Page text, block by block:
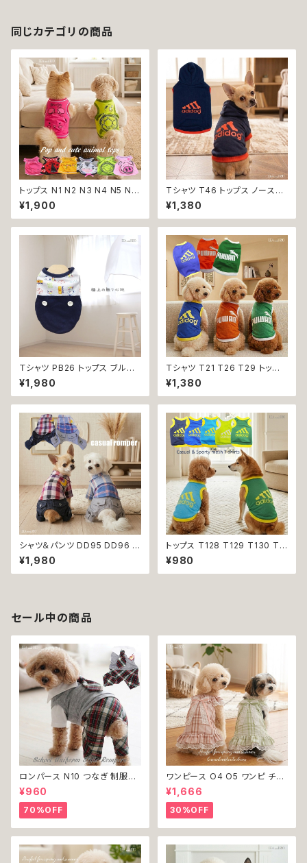
同じカテゴリの商品
トップス N1 N2 N3 N4 N5 N6
うさぎ てんとう虫 ひよこ しまう
ま かめ ぶた ポケット ビビット
ドッグウェア dog 犬 猫 ペット
服 オシャレ かわいい 小型犬 返
¥1,900
Tシャツ T46 トップス ノースリ
ーブ ネイビー×オレンジ 紺 橙
スポーティー フード 帽子 犬 猫
ペット 犬服 猫服 犬の服 猫の服
¥1,380
Ｔシャツ PB26 トップス ブルー
野球 くま ドックウェア 小型犬
犬 猫 dog cat ペット 服 犬服
返品交換不可
¥1,980
Ｔシャツ T21 T26 T29 トップ
ス ノースリーブ メッシュ 夏 蒸
れにくい 犬 猫 ペット 犬の服 猫
の服 犬服 猫服 返品交換不可
¥1,380
シャツ＆パンツ DD95 DD96 チ
ェック柄 星柄 半袖 つなぎ オー
ルインワン カバーオール 犬用
猫用 犬 猫 ペット 服 犬服 猫服
¥1,980
トップス T128 T129 T130 T1
31 T132 Ｔシャツ 1-7号 小型
犬用 スポーティー カジュアル
メッシュ ノースリーブ ブルー グ
¥980
セール中の商品
ロンパース N10 つなぎ 制服風
チェック柄 グレー 灰色 コスチュ
ーム コスプレ ドッグウェア dog
犬 猫 ペット 服 犬服 洋服 オシ
ャレ かわいい 小型犬 返品交換
不可
¥960
70%OFF
ワンピース O4 O5 ワンピ チェ
ック プリーツ レース 女の子 犬
犬服 小型 猫 服 洋服 ペット do
g ドッグウェア おしゃれ かわい
い 返品交換不可
¥1,666
30%OFF